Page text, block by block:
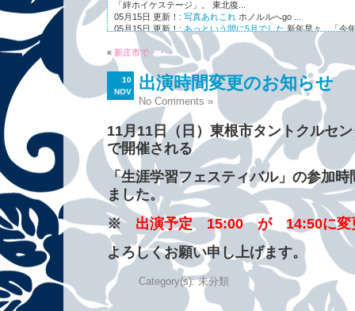
「絆ホイケステージ」。 東北復...
05月15日 更新！: 写真あれこれ ホノルルへgo ...
05月15日 更新！: あっという間に5月でした 新年早々、「今
ながら～～、まさかの5月。 世...
01月03日 更新！:
Maunaleo皆様ご存じ、ケアリー・レイシ
オと...
« 新庄市で・・・
10
NOV
出演時間変更のお知らせ
No Comments »
11月11日（日）東根市タントクルセ
で開催される
「生涯学習フェスティバル」の参加
ました。
※ 出演予定 15:00 が 14:50に変
よろしくお願い申し上げます。
Category(s):未分類